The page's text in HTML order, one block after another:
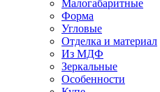
Малогабаритные
Форма
Угловые
Отделка и материал
Из МДФ
Зеркальные
Особенности